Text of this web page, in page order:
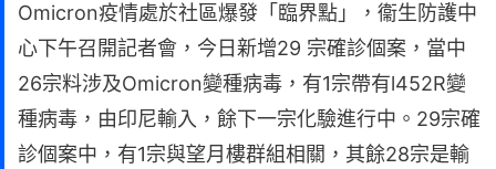
Omicron疫情處於社區爆發「臨界點」，衞生防護中
心下午召開記者會，今日新增29 宗確診個案，當中
26宗料涉及Omicron變種病毒，有1宗帶有l452R變
種病毒，由印尼輸入，餘下一宗化驗進行中。29宗確
診個案中，有1宗與望月樓群組相關，其餘28宗是輸